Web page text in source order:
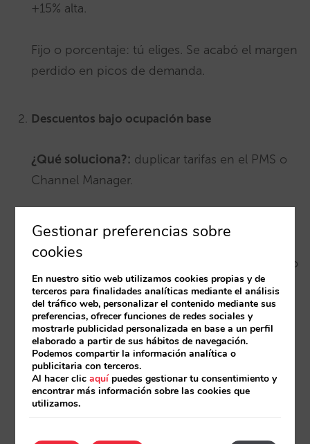
+15% alta.
Fijo o porcentaje: tú eliges. Se acabó el margen
perdido en picos de demanda.
Descuentos bajo ocupación base
¿Qué soluciona?: duplicar tarifas en el PMS o
Channel Manager.
Define ocupación base (Doble) y aplica
descuentos para ocupaciones menores (Uso
Individual): -30 € o -20%. Desde un solo punto
de configuración.
Precisión en tramos infantiles
¿Qué soluciona?:porcentajes genéricos e
imprecisos.
Gestionar preferencias sobre
cookies
En nuestro sitio web utilizamos cookies propias y de
terceros para finalidades analíticas mediante el análisis
del tráfico web, personalizar el contenido mediante sus
preferencias, ofrecer funciones de redes sociales y
mostrarle publicidad personalizada en base a un perfil
elaborado a partir de sus hábitos de navegación.
Podemos compartir la información analítica o
publicitaria con terceros.
Al hacer clicaquípuedes gestionar tu consentimiento y
encontrar más información sobre las cookies que
utilizamos.